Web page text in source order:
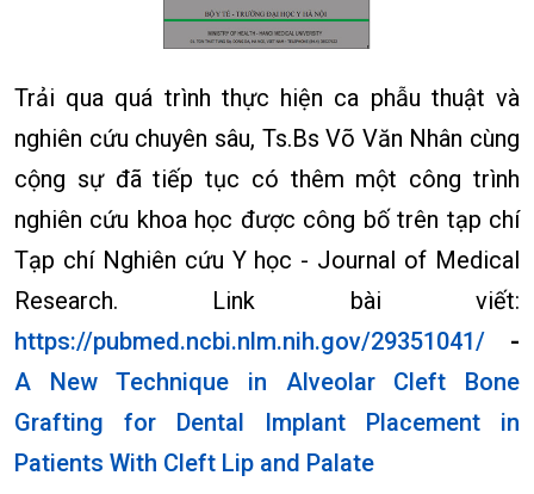
Trải qua quá trình thực hiện ca phẫu thuật và
nghiên cứu chuyên sâu, Ts.Bs Võ Văn Nhân cùng
cộng sự đã tiếp tục có thêm một công trình
nghiên cứu khoa học được công bố trên tạp chí
Tạp chí Nghiên cứu Y học - Journal of Medical
Research. Link bài viết:
https://pubmed.ncbi.nlm.nih.gov/29351041/ -
A New Technique in Alveolar Cleft Bone
Grafting for Dental Implant Placement in
Patients With Cleft Lip and Palate